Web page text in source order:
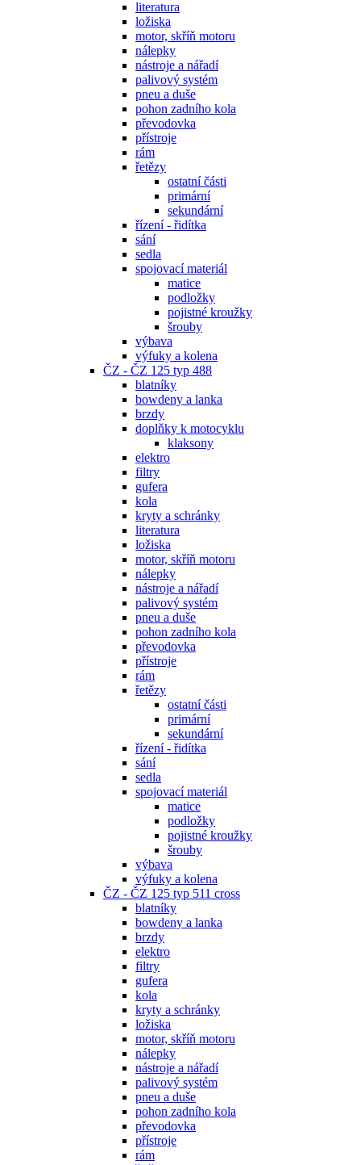
literatura
ložiska
motor, skříň motoru
nálepky
nástroje a nářadí
palivový systém
pneu a duše
pohon zadního kola
převodovka
přístroje
rám
řetězy
ostatní části
primární
sekundární
řízení - řidítka
sání
sedla
spojovací materiál
matice
podložky
pojistné kroužky
šrouby
výbava
výfuky a kolena
ČZ - ČZ 125 typ 488
blatníky
bowdeny a lanka
brzdy
doplňky k motocyklu
klaksony
elektro
filtry
gufera
kola
kryty a schránky
literatura
ložiska
motor, skříň motoru
nálepky
nástroje a nářadí
palivový systém
pneu a duše
pohon zadního kola
převodovka
přístroje
rám
řetězy
ostatní části
primární
sekundární
řízení - řidítka
sání
sedla
spojovací materiál
matice
podložky
pojistné kroužky
šrouby
výbava
výfuky a kolena
ČZ - ČZ 125 typ 511 cross
blatníky
bowdeny a lanka
brzdy
elektro
filtry
gufera
kola
kryty a schránky
ložiska
motor, skříň motoru
nálepky
nástroje a nářadí
palivový systém
pneu a duše
pohon zadního kola
převodovka
přístroje
rám